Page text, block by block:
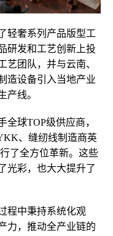
轻奢系列产品版型工
研发和工艺创新上投
艺团队，并与云南、
造设备引入当地产业
产线。
全球TOP级供应商，
、缝纫线制造商英
了全方位革新。这些
光彩，也大大提升了
程中秉持系统化观
力，推动全产业链的